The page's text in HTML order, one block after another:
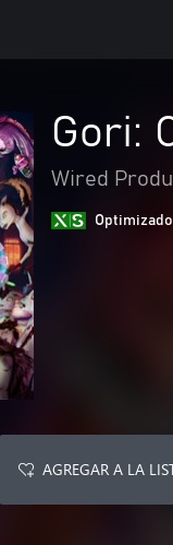
Gori:
Wired
AGREGAR A LA